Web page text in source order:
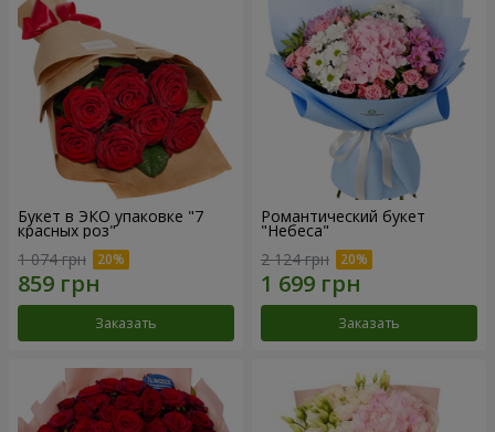
Букет в ЭКО упаковке "7
красных роз"
1 074 грн
Заказать
Романтический букет
"Небеса"
2 124 грн
Заказать